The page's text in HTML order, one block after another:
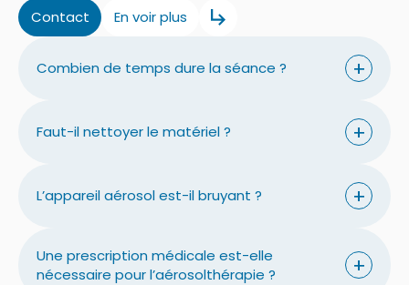
Contact En voir plus
Combien de temps dure la séance ? +
Faut-il nettoyer le matériel ? +
L’appareil aérosol est-il bruyant ? +
Une prescription médicale est-elle
nécessaire pour l’aérosolthérapie ?
+